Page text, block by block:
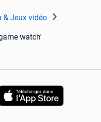
& Jeux vidéo
watch'